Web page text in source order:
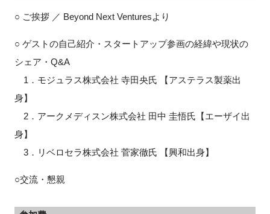
○ ご挨拶 ／ Beyond Next Venturesより
○ ゲストの自己紹介・スタートアップ参画の経緯や現状の
シェア・Q&A
1．モジュラス株式会社 寺田央氏 【アステラス製薬出
身】
2．アークメディスン株式会社 田中 圭悟氏【エーザイ出
身】
3．リベロセラ株式会社 菅家徹氏 【興和出身】
○交流・懇親